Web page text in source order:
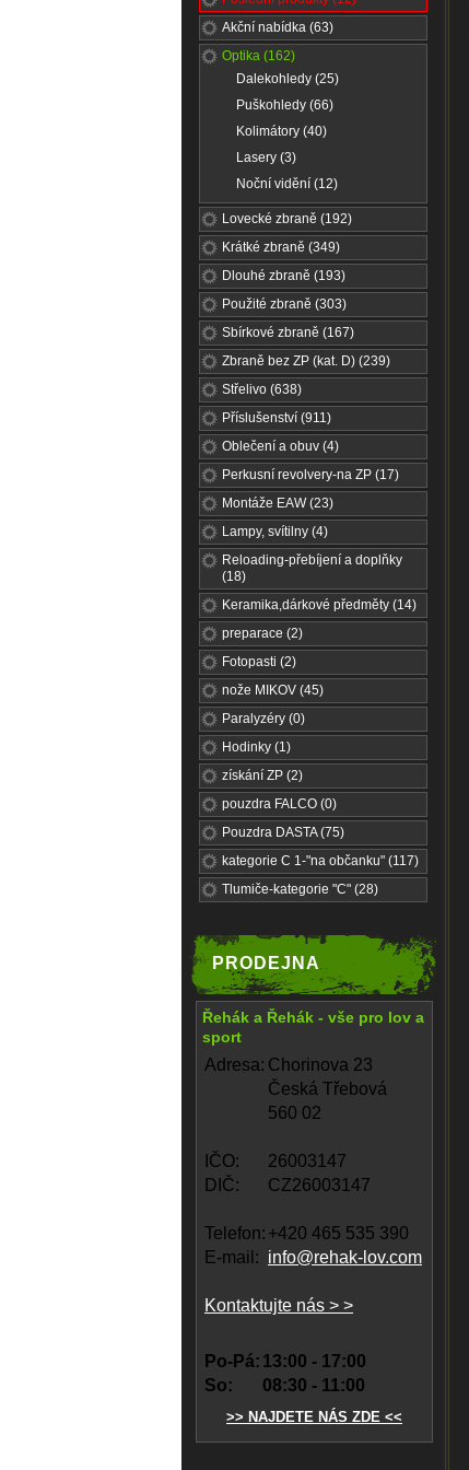
Akční nabídka (63)
Optika (162)
Dalekohledy (25)
Puškohledy (66)
Kolimátory (40)
Lasery (3)
Noční vidění (12)
Lovecké zbraně (192)
Krátké zbraně (349)
Dlouhé zbraně (193)
Použité zbraně (303)
Sbírkové zbraně (167)
Zbraně bez ZP (kat. D) (239)
Střelivo (638)
Příslušenství (911)
Oblečení a obuv (4)
Perkusní revolvery-na ZP (17)
Montáže EAW (23)
Lampy, svítilny (4)
Reloading-přebíjení a doplňky
(18)
Keramika,dárkové předměty (14)
preparace (2)
Fotopasti (2)
nože MIKOV (45)
Paralyzéry (0)
Hodinky (1)
získání ZP (2)
pouzdra FALCO (0)
Pouzdra DASTA (75)
kategorie C 1-"na občanku" (117)
Tlumiče-kategorie "C" (28)
PRODEJNA
Řehák a Řehák - vše pro lov a
sport
Adresa: Chorinova 23
Česká Třebová
560 02
IČO:
26003147
DIČ:
CZ26003147
Telefon: +420 465 535 390
E-mail: info@rehak-lov.com
Kontaktujte nás > >
Po-Pá: 13:00 - 17:00
So:
08:30 - 11:00
>> NAJDETE NÁS ZDE <<